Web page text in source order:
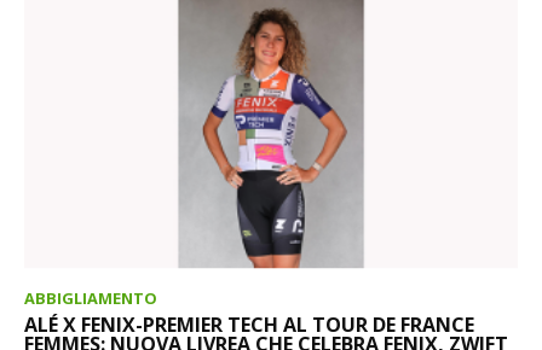
ABBIGLIAMENTO
ALÉ X FENIX-PREMIER TECH AL TOUR DE FRANCE
FEMMES: NUOVA LIVREA CHE CELEBRA FENIX, ZWIFT